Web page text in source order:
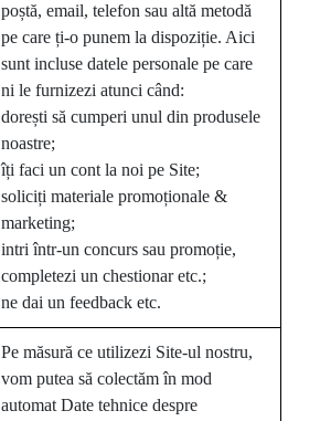
poștă, email, telefon sau altă metodă
pe care ți-o punem la dispoziție. Aici
sunt incluse datele personale pe care
ni le furnizezi atunci când:
dorești să cumperi unul din produsele
noastre;
îți faci un cont la noi pe Site;
soliciți materiale promoționale &
marketing;
intri într-un concurs sau promoție,
completezi un chestionar etc.;
ne dai un feedback etc.
Pe măsură ce utilizezi Site-ul nostru,
vom putea să colectăm în mod
automat Date tehnice despre